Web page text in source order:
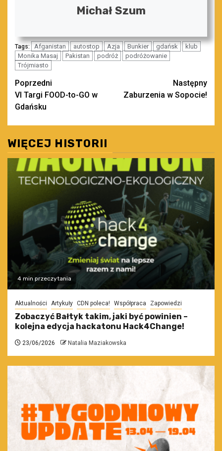
Michał Szum
Tags: Afganistan autostop Azja Bunkier gdańsk
klub
Monika Masaj
Pakistan podróż
podróżowanie
Trójmiasto
Zobacz
wpisy
Poprzedni
VI Targi FOOD-to-GO w
Gdańsku
Następny
Zaburzenia w Sopocie!
WIĘCEJ HISTORII
4 min przeczytania
Aktualności Artykuły CDN poleca! Współpraca Zapowiedzi
Zobaczyć Bałtyk takim, jaki być powinien –
kolejna edycja hackatonu Hack4Change!
23/06/2026 Natalia Maziakowska